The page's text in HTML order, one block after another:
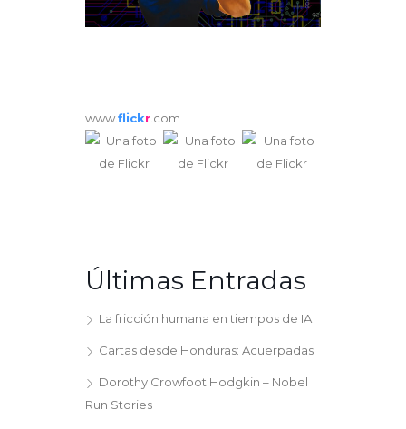
www.flickr .com
Últimas Entradas
La fricción humana en tiempos de IA
Cartas desde Honduras: Acuerpadas
Dorothy Crowfoot Hodgkin – Nobel
Run Stories